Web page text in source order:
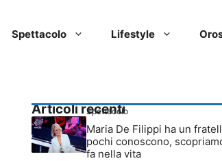
Spettacolo Lifestyle
Articoli recenti
Spettacolo
Maria De Filippi ha un
pochi conoscono,
fa nella vita